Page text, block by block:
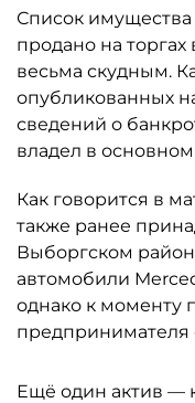
Список
продано на торгах
весьма скудным.
опубликованных
сведений о
владел в
Как говорится в
также ранее
Выборгском
автомобили
однако к моменту
Ещё один актив —